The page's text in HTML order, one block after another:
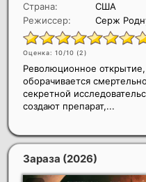
Страна:
США
Режиссер:
Серж
Оценка: 10/10 (2)
Революционное
оборачивается
секретной
создают препарат,...
Зараза (2026)